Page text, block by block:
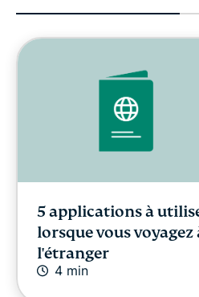
5 applications à
lorsque vous voyagez
l'étranger
4 min